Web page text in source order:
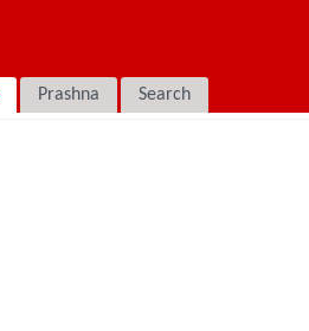
Prashna Search